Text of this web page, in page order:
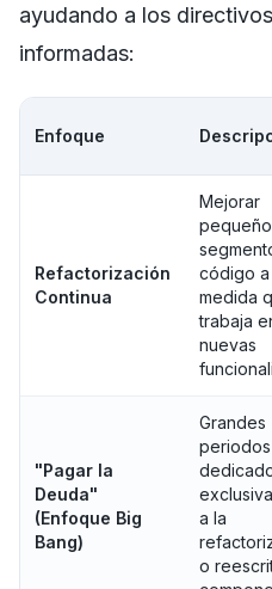
ayudando a los
informadas:
Enfoque
Refactorización
Continua
Mejorar
código a
medida
trabaja
nuevas
"Pagar la
Deuda"
(Enfoque Big
Bang)
Grandes
periodos
a la
o